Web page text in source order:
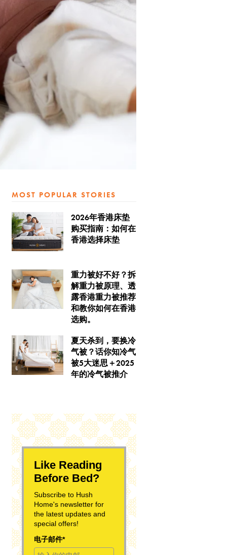
MOST POPULAR STORIES
2026年香港床垫
购买指南：如何在
香港选择床垫
重力被好不好？拆
解重力被原理、透
露香港重力被推荐
和教你如何在香港
选购。
夏天杀到，要换冷
气被？话你知冷气
被5大迷思＋2025
年的冷气被推介
Like Reading
Before Bed?
Subscribe to Hush
Home's newsletter for
the latest updates and
special offers!
电子邮件*